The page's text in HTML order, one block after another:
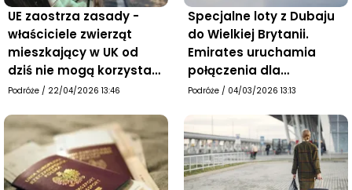
UE zaostrza zasady -
właściciele zwierząt
mieszkający w UK od
dziś nie mogą korzystać
z paszportów UE dla
Podróże / 22/04/2026 13:46
Specjalne loty z Dubaju
do Wielkiej Brytanii.
Emirates uruchamia
połączenia dla
pasażerów uwięzionych
Podróże / 04/03/2026 13:13